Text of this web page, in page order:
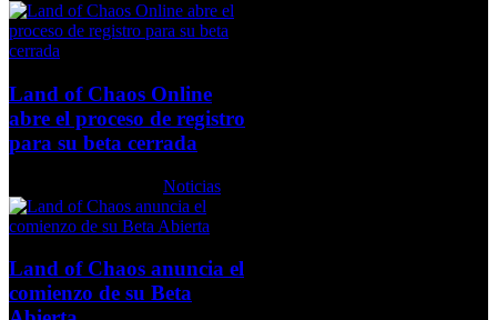
Land of Chaos Online
abre el proceso de registro
para su beta cerrada
Noticias
Land of Chaos anuncia el
comienzo de su Beta